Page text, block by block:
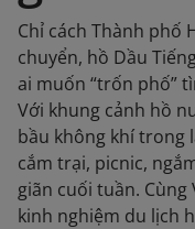
Chỉ cách Thành phố
chuyển, hồ Dầu
ai muốn “trốn phố”
Với khung cảnh hồ
bầu không khí trong
cắm trại, picnic,
giãn cuối tuần.
kinh nghiệm du lịch